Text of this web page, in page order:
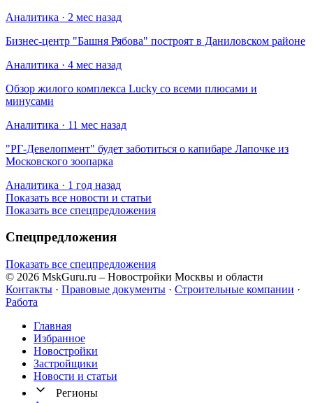
Аналитика · 2 мес назад
Бизнес-центр "Башня Рябова" построят в Даниловском районе
Аналитика · 4 мес назад
Обзор жилого комплекса Lucky со всеми плюсами и
минусами
Аналитика · 11 мес назад
​"РГ-Девелопмент" будет заботиться о капибаре Лапочке из
Московского зоопарка
Аналитика · 1 год назад
Показать все новости и статьи
Показать все спецпредложения
Спецпредложения
Показать все спецпредложения
© 2026 MskGuru.ru – Новостройки Москвы и области
Контакты · Правовые документы · Строительные компании ·
Работа
Главная
Избранное
Новостр ойки
Застройщики
Новости и статьи
Регионы